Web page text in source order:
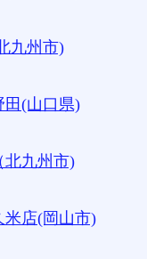
九州市)
田(山口県)
北九州市)
米店(岡山市)